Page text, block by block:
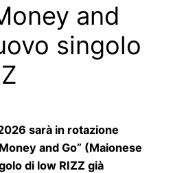
and
singolo
sarà in rotazione
and Go” (Maionese
di low RIZZ già